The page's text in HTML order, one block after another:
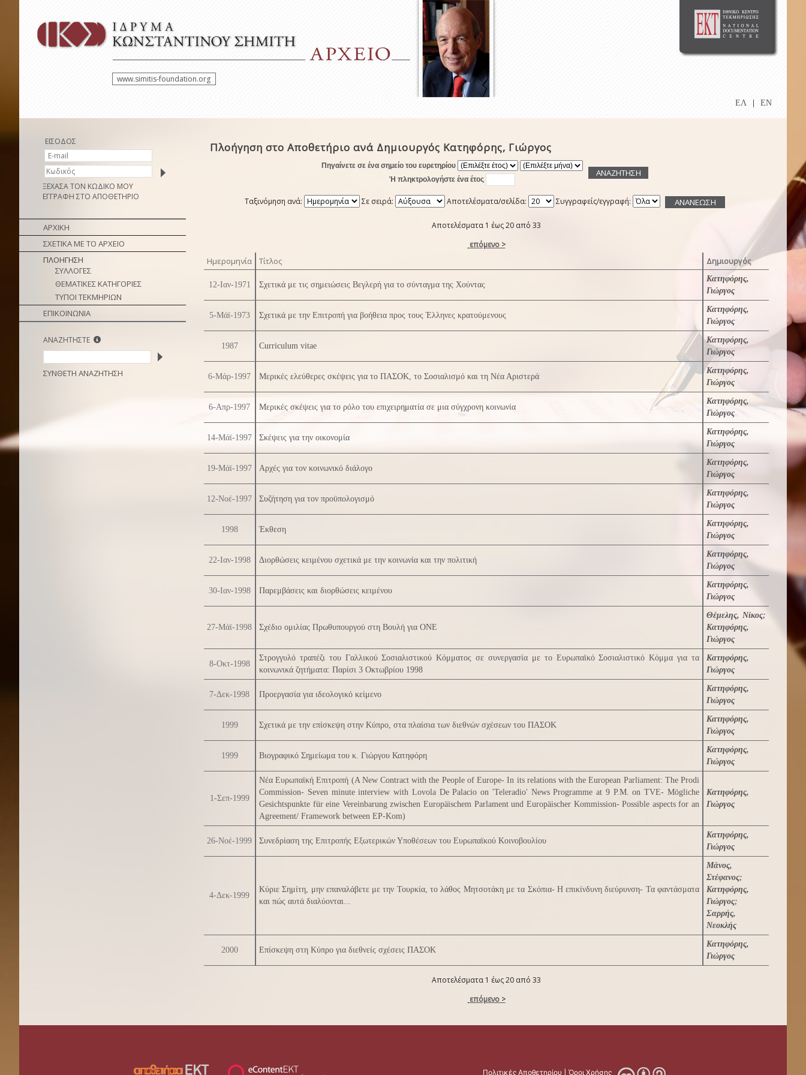
www.simitis-foundation.org
ΕΛ EN
ΕΙΣΟΔΟΣ
ΞΕΧΑΣΑ ΤΟΝ ΚΩΔΙΚΟ ΜΟΥ
ΕΓΓΡΑΦΗ ΣΤΟ ΑΠΟΘΕΤΗΡΙΟ
ΑΡΧΙΚΗ
ΣΧΕΤΙΚΑ ΜΕ ΤΟ ΑΡΧΕΙΟ
ΠΛΟΗΓΗΣΗ
ΣΥΛΛΟΓΕΣ
ΘΕΜΑΤΙΚΕΣ ΚΑΤΗΓΟΡΙΕΣ
ΤΥΠΟΙ ΤΕΚΜΗΡΙΩΝ
ΕΠΙΚΟΙΝΩΝΙΑ
ΑΝΑΖΗΤΗΣΤΕ
ΣΥΝΘΕΤΗ ΑΝΑΖΗΤΗΣΗ
Πλοήγηση στο Αποθετήριο ανά Δημιουργός Κατηφόρης, Γιώργος
Πηγαίνετε σε ένα σημείο του ευρετηρίου
Ή πληκτρολογήστε ένα έτος
Ταξινόμηση ανά: Σε σειρά: Αποτελέσματα/σελίδα: Συγγραφείς/εγγραφή:
Αποτελέσματα 1 έως 20 από 33
επόμενο >
Ημερομηνία Τίτλος Δημιουργός
12-Ιαν-1971 Σχετικά με τις σημειώσεις Βεγλερή για το σύνταγμα της Χούντας
Κατηφόρης,
Γιώργος
5-Μάϊ-1973 Σχετικά με την Επιτροπή για βοήθεια προς τους Έλληνες κρατούμενους
Κατηφόρης,
Γιώργος
1987 Curriculum vitae
Κατηφόρης,
Γιώργος
6-Μάρ-1997 Μερικές ελεύθερες σκέψεις για το ΠΑΣΟΚ, το Σοσιαλισμό και τη Νέα Αριστερά
Κατηφόρης,
Γιώργος
6-Απρ-1997 Μερικές σκέψεις για το ρόλο του επιχειρηματία σε μια σύγχρονη κοινωνία
Κατηφόρης,
Γιώργος
14-Μάϊ-1997 Σκέψεις για την οικονομία
Κατηφόρης,
Γιώργος
19-Μάϊ-1997 Αρχές για τον κοινωνικό διάλογο
Κατηφόρης,
Γιώργος
12-Νοέ-1997 Συζήτηση για τον προϋπολογισμό
Κατηφόρης,
Γιώργος
1998 Έκθεση
Κατηφόρης,
Γιώργος
22-Ιαν-1998 Διορθώσεις κειμένου σχετικά με την κοινωνία και την πολιτική
Κατηφόρης,
Γιώργος
30-Ιαν-1998 Παρεμβάσεις και διορθώσεις κειμένου
Κατηφόρης,
Γιώργος
27-Μάϊ-1998 Σχέδιο ομιλίας Πρωθυπουργού στη Βουλή για ΟΝΕ
Θέμελης, Νίκος;
Κατηφόρης,
Γιώργος
8-Οκτ-1998
Στρογγυλό τραπέζι του Γαλλικού Σοσιαλιστικού Κόμματος σε συνεργασία με το Ευρωπαϊκό Σοσιαλιστικό Κόμμα για τα
κοινωνικά ζητήματα: Παρίσι 3 Οκτωβρίου 1998
Κατηφόρης,
Γιώργος
7-Δεκ-1998 Προεργασία για ιδεολογικό κείμενο
Κατηφόρης,
Γιώργος
1999 Σχετικά με την επίσκεψη στην Κύπρο, στα πλαίσια των διεθνών σχέσεων του ΠΑΣΟΚ
Κατηφόρης,
Γιώργος
1999 Βιογραφικό Σημείωμα του κ. Γιώργου Κατηφόρη
Κατηφόρης,
Γιώργος
1-Σεπ-1999
Νέα Ευρωπαϊκή Επιτροπή (A New Contract with the People of Europe- In its relations with the European Parliament: The Prodi
Commission- Seven minute interview with Lovola De Palacio on 'Teleradio' News Programme at 9 P.M. on TVE- Mögliche
Gesichtspunkte für eine Vereinbarung zwischen Europäischem Parlament und Europäischer Kommission- Possible aspects for an
Agreement/ Framework between EP-Kom)
Κατηφόρης,
Γιώργος
26-Νοέ-1999 Συνεδρίαση της Επιτροπής Εξωτερικών Υποθέσεων του Ευρωπαϊκού Κοινοβουλίου
Κατηφόρης,
Γιώργος
4-Δεκ-1999
Κύριε Σημίτη, μην επαναλάβετε με την Τουρκία, το λάθος Μητσοτάκη με τα Σκόπια- Η επικίνδυνη διεύρυνση- Τα φαντάσματα
και πώς αυτά διαλύονται...
Μάνος,
Στέφανος;
Κατηφόρης,
Γιώργος;
Σαρρής,
Νεοκλής
2000 Επίσκεψη στη Κύπρο για διεθνείς σχέσεις ΠΑΣΟΚ
Κατηφόρης,
Γιώργος
Αποτελέσματα 1 έως 20 από 33
επόμενο >